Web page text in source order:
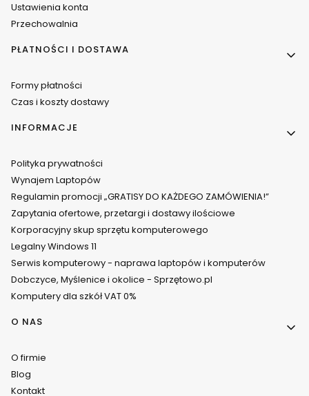
Ustawienia konta
Przechowalnia
PŁATNOŚCI I DOSTAWA
Formy płatności
Czas i koszty dostawy
INFORMACJE
Polityka prywatności
Wynajem Laptopów
Regulamin promocji „GRATISY DO KAŻDEGO ZAMÓWIENIA!”
Zapytania ofertowe, przetargi i dostawy ilościowe
Korporacyjny skup sprzętu komputerowego
Legalny Windows 11
Serwis komputerowy - naprawa laptopów i komputerów
Dobczyce, Myślenice i okolice - Sprzętowo.pl
Komputery dla szkół VAT 0%
O NAS
O firmie
Blog
Kontakt